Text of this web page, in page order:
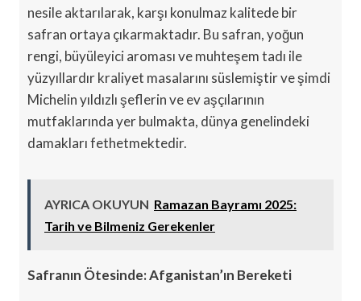
nesile aktarılarak, karşı konulmaz kalitede bir
safran ortaya çıkarmaktadır. Bu safran, yoğun
rengi, büyüleyici aroması ve muhteşem tadı ile
yüzyıllardır kraliyet masalarını süslemiştir ve şimdi
Michelin yıldızlı şeflerin ve ev aşçılarının
mutfaklarında yer bulmakta, dünya genelindeki
damakları fethetmektedir.
AYRICA OKUYUN Ramazan Bayramı 2025:
Tarih ve Bilmeniz Gerekenler
Safranın Ötesinde: Afganistan’ın Bereketi